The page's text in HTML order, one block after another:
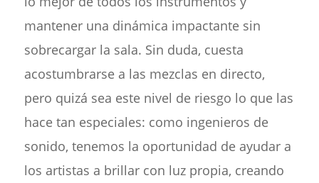
mantener una dinámica impactante sin
sobrecargar la sala. Sin duda, cuesta
acostumbrarse a las mezclas en directo,
pero quizá sea este nivel de riesgo lo que las
hace tan especiales: como ingenieros de
sonido, tenemos la oportunidad de ayudar a
los artistas a brillar con luz propia, creando